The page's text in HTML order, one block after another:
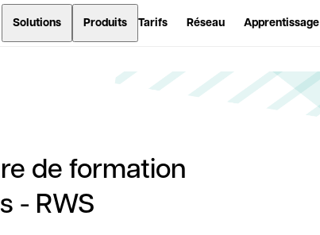
Solutions Produits Tarifs Réseau Apprentissage
de formation
- RWS